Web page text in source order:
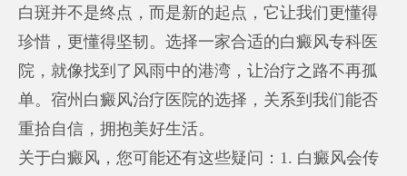
白斑并不是终点，而是新的起点，它让我们更懂得
珍惜，更懂得坚韧。选择一家合适的白癜风专科医
院，就像找到了风雨中的港湾，让治疗之路不再孤
单。宿州白癜风治疗医院的选择，关系到我们能否
重拾自信，拥抱美好生活。
关于白癜风，您可能还有这些疑问：1. 白癜风会传